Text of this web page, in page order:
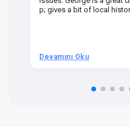
p; gives a bit of local
Devamını Oku